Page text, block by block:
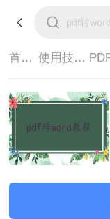
首页> 使用技巧>